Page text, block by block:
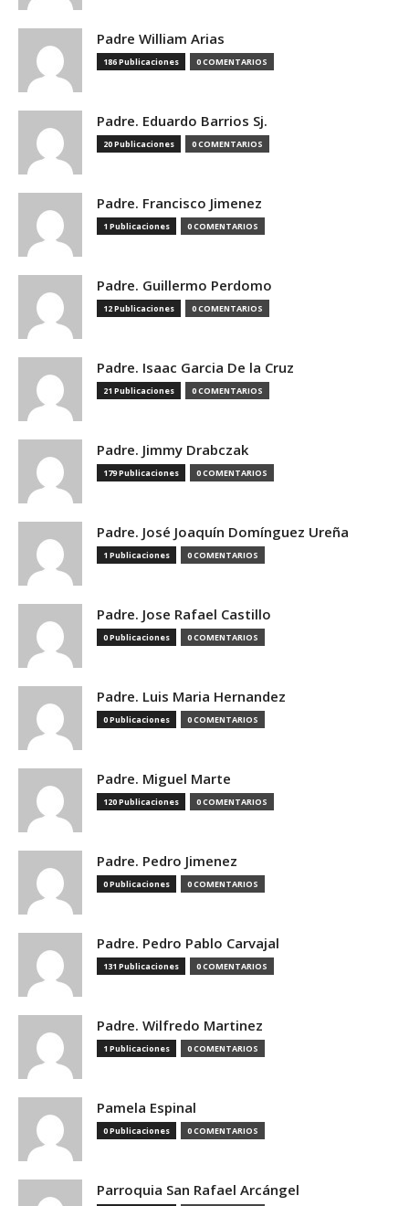
Padre William Arias
186 Publicaciones 0 COMENTARIOS
Padre. Eduardo Barrios Sj.
20 Publicaciones 0 COMENTARIOS
Padre. Francisco Jimenez
1 Publicaciones 0 COMENTARIOS
Padre. Guillermo Perdomo
12 Publicaciones 0 COMENTARIOS
Padre. Isaac Garcia De la Cruz
21 Publicaciones 0 COMENTARIOS
Padre. Jimmy Drabczak
179 Publicaciones 0 COMENTARIOS
Padre. José Joaquín Domínguez Ureña
1 Publicaciones 0 COMENTARIOS
Padre. Jose Rafael Castillo
0 Publicaciones 0 COMENTARIOS
Padre. Luis Maria Hernandez
0 Publicaciones 0 COMENTARIOS
Padre. Miguel Marte
120 Publicaciones 0 COMENTARIOS
Padre. Pedro Jimenez
0 Publicaciones 0 COMENTARIOS
Padre. Pedro Pablo Carvajal
131 Publicaciones 0 COMENTARIOS
Padre. Wilfredo Martinez
1 Publicaciones 0 COMENTARIOS
Pamela Espinal
0 Publicaciones 0 COMENTARIOS
Parroquia San Rafael Arcángel